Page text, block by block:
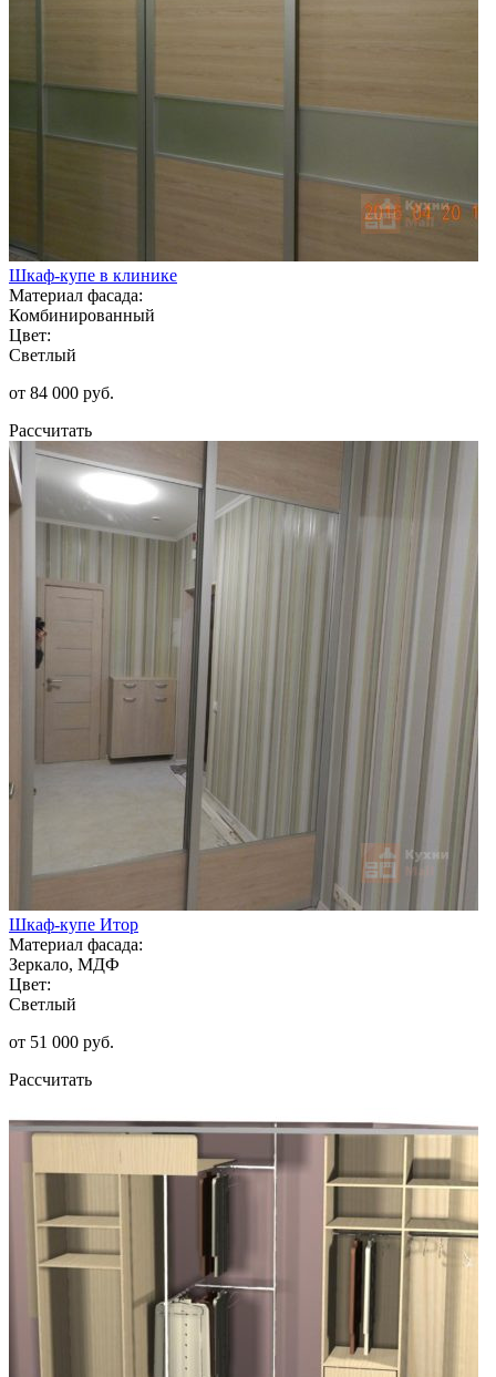
Шкаф-купе в клинике
Материал фасада:
Комбинированный
Цвет:
Светлый
от 84 000 руб.
Рассчитать
Шкаф-купе Итор
Материал фасада:
Зеркало, МДФ
Цвет:
Светлый
от 51 000 руб.
Рассчитать